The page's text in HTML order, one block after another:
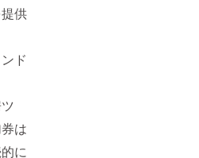
供
ド
は
に